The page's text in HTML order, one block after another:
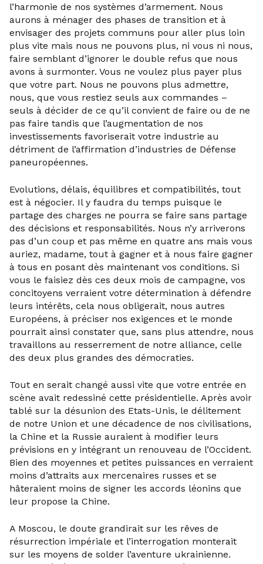
l’harmonie de nos systèmes d’armement. Nous
aurons à ménager des phases de transition et à
envisager des projets communs pour aller plus loin
plus vite mais nous ne pouvons plus, ni vous ni nous,
faire semblant d’ignorer le double refus que nous
avons à surmonter. Vous ne voulez plus payer plus
que votre part. Nous ne pouvons plus admettre,
nous, que vous restiez seuls aux commandes –
seuls à décider de ce qu’il convient de faire ou de ne
pas faire tandis que l’augmentation de nos
investissements favoriserait votre industrie au
détriment de l’affirmation d’industries de Défense
paneuropéennes.
Evolutions, délais, équilibres et compatibilités, tout
est à négocier. Il y faudra du temps puisque le
partage des charges ne pourra se faire sans partage
des décisions et responsabilités. Nous n’y arriverons
pas d’un coup et pas même en quatre ans mais vous
auriez, madame, tout à gagner et à nous faire gagner
à tous en posant dès maintenant vos conditions. Si
vous le faisiez dès ces deux mois de campagne, vos
concitoyens verraient votre détermination à défendre
leurs intérêts, cela nous obligerait, nous autres
Européens, à préciser nos exigences et le monde
pourrait ainsi constater que, sans plus attendre, nous
travaillons au resserrement de notre alliance, celle
des deux plus grandes des démocraties.
Tout en serait changé aussi vite que votre entrée en
scène avait redessiné cette présidentielle. Après avoir
tablé sur la désunion des Etats-Unis, le délitement
de notre Union et une décadence de nos civilisations,
la Chine et la Russie auraient à modifier leurs
prévisions en y intégrant un renouveau de l’Occident.
Bien des moyennes et petites puissances en verraient
moins d’attraits aux mercenaires russes et se
hâteraient moins de signer les accords léonins que
leur propose la Chine.
A Moscou, le doute grandirait sur les rêves de
résurrection impériale et l’interrogation monterait
sur les moyens de solder l’aventure ukrainienne.